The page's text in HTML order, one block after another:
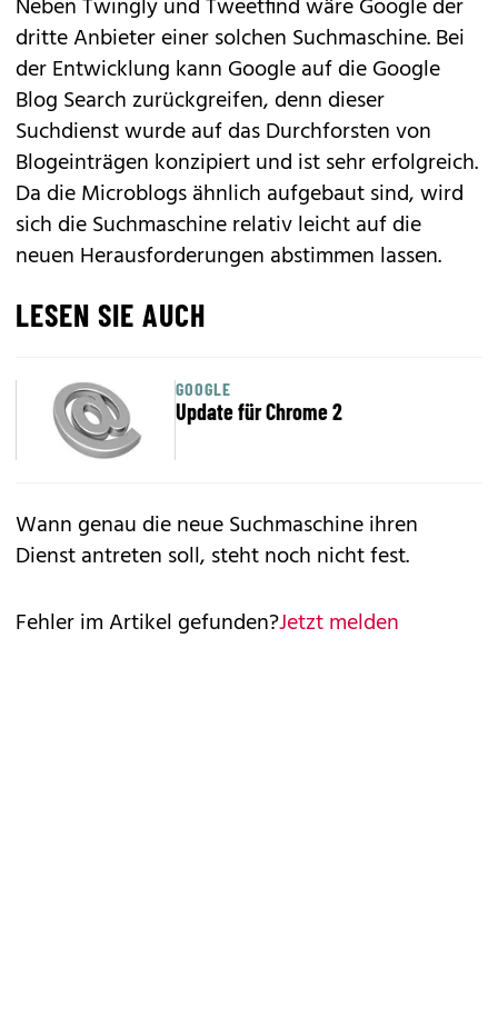
Neben Twingly und Tweetfind wäre Google der
dritte Anbieter einer solchen Suchmaschine. Bei
der Entwicklung kann Google auf die Google
Blog Search zurückgreifen, denn dieser
Suchdienst wurde auf das Durchforsten von
Blogeinträgen konzipiert und ist sehr erfolgreich.
Da die Microblogs ähnlich aufgebaut sind, wird
sich die Suchmaschine relativ leicht auf die
neuen Herausforderungen abstimmen lassen.
LESEN SIE AUCH
GOOGLE
Update für Chrome 2
Wann genau die neue Suchmaschine ihren
Dienst antreten soll, steht noch nicht fest.
Fehler im Artikel gefunden?Jetzt melden